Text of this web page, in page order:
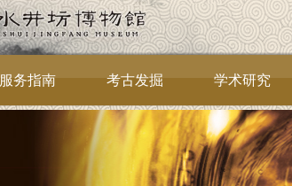
服务指南 考古发掘 学术研究